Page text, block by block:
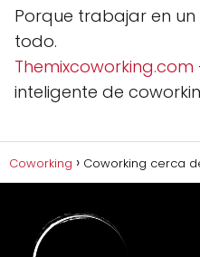
Porque trabajar en
todo.
Themixcoworking.com
inteligente de
Coworking Coworking cerca